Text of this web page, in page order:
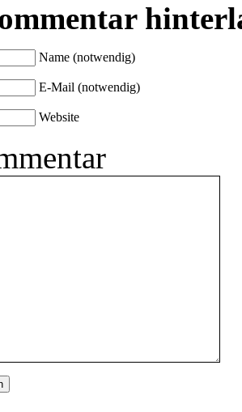
Name (notwendig)
E-Mail (notwendig)
Website